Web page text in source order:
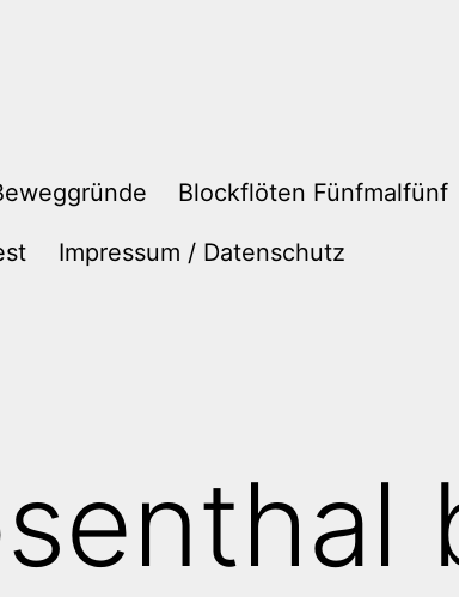
Blockflöten Fünfmalfünf
Impressum / Datenschutz